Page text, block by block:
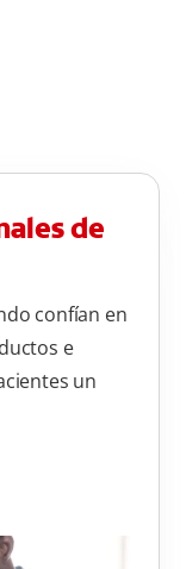
de
confían en
e
un